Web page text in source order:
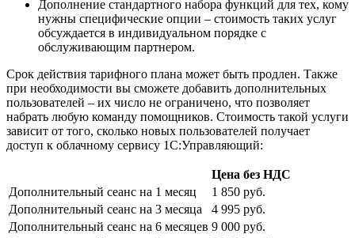
Дополнение стандартного набора функций для тех, кому
нужны специфические опции – стоимость таких услуг
обсуждается в индивидуальном порядке с
обслуживающим партнером.
Срок действия тарифного плана может быть продлен. Также
при необходимости вы сможете добавить дополнительных
пользователей – их число не ограничено, что позволяет
набрать любую команду помощников. Стоимость такой услуги
зависит от того, сколько новых пользователей получает
доступ к облачному сервису 1С:Управляющий:
Цена без НДС
Дополнительный сеанс на 1 месяц
1 850 руб.
Дополнительный сеанс на 3 месяца
4 995 руб.
Дополнительный сеанс на 6 месяцев 9 000 руб.